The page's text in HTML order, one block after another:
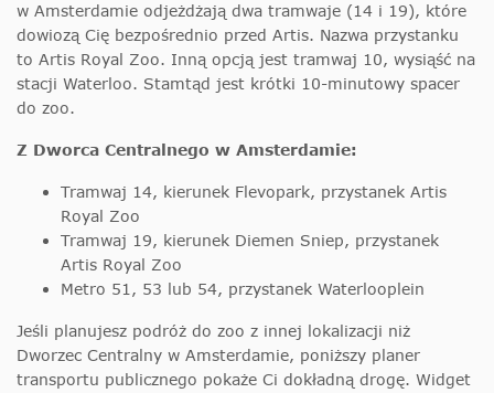
w Amsterdamie odjeżdżają dwa tramwaje (14 i 19), które
dowiozą Cię bezpośrednio przed Artis. Nazwa przystanku
to Artis Royal Zoo. Inną opcją jest tramwaj 10, wysiąść na
stacji Waterloo. Stamtąd jest krótki 10-minutowy spacer
do zoo.
Z Dworca Centralnego w Amsterdamie:
Tramwaj 14, kierunek Flevopark, przystanek Artis
Royal Zoo
Tramwaj 19, kierunek Diemen Sniep, przystanek
Artis Royal Zoo
Metro 51, 53 lub 54, przystanek Waterlooplein
Jeśli planujesz podróż do zoo z innej lokalizacji niż
Dworzec Centralny w Amsterdamie, poniższy planer
transportu publicznego pokaże Ci dokładną drogę. Widget